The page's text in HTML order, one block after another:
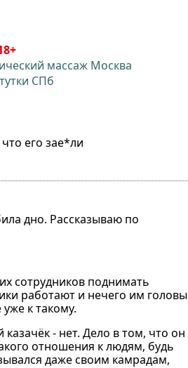
массаж Москва
СПб
его зае*ли
дно. Рассказываю по
сотрудников поднимать
работают и нечего им головы
к такому.
- нет. Дело в том, что он
отношения к людям, будь
даже своим камрадам,